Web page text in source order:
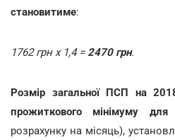
становитиме:
1762 грн х 1,4 =2470 грн.
Розмір загальної ПСП на
прожиткового мінімуму для
розрахунку на місяць),